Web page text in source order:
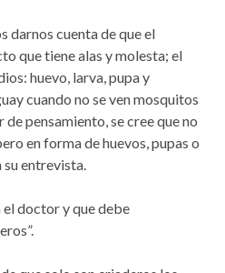
darnos cuenta de que el
que tiene alas y molesta; el
huevo, larva, pupa y
cuando no se ven mosquitos
pensamiento, se cree que no
en forma de huevos, pupas o
su entrevista.
el doctor y que debe